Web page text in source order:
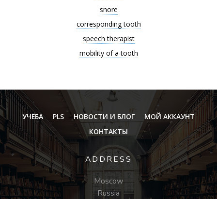
snore
corresponding tooth
speech therapist
mobility of a tooth
УЧЁБА PLS НОВОСТИ И БЛОГ
МОЙ АККАУНТ
КОНТАКТЫ
ADDRESS
Moscow
Russia